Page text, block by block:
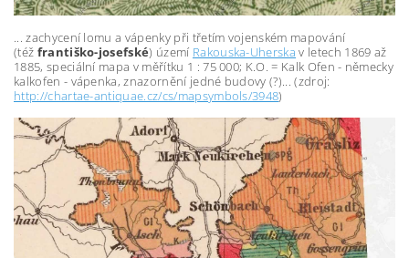
... zachycení lomu a vápenky při třetím vojenském mapování
(též františko-josefské) území Rakouska-Uherska v letech 1869 až
1885, speciální mapa v měřítku 1 : 75 000; K.O. = Kalk Ofen - německy
kalkofen - vápenka, znazornění jedné budovy (?)...(zdroj:
http://chartae-antiquae.cz/cs/mapsymbols/3948)